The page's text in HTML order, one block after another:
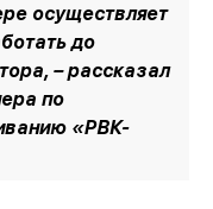
осуществляет
до
– рассказал
по
«РВК-